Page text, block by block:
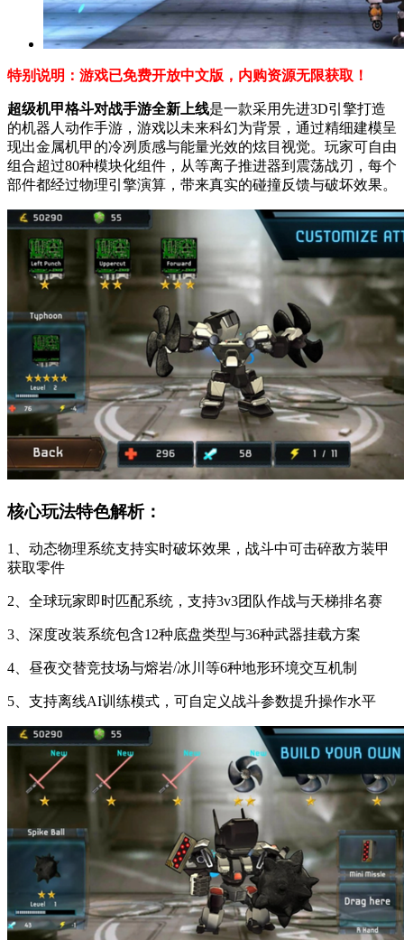
特别说明：游戏已免费开放中文版，内购资源无限获取！
超级机甲格斗对战手游全新上线是一款采用先进3D引擎打造
的机器人动作手游，游戏以未来科幻为背景，通过精细建模呈
现出金属机甲的冷冽质感与能量光效的炫目视觉。玩家可自由
组合超过80种模块化组件，从等离子推进器到震荡战刃，每个
部件都经过物理引擎演算，带来真实的碰撞反馈与破坏效果。
核心玩法特色解析：
1、动态物理系统支持实时破坏效果，战斗中可击碎敌方装甲
获取零件
2、全球玩家即时匹配系统，支持3v3团队作战与天梯排名赛
3、深度改装系统包含12种底盘类型与36种武器挂载方案
4、昼夜交替竞技场与熔岩/冰川等6种地形环境交互机制
5、支持离线AI训练模式，可自定义战斗参数提升操作水平